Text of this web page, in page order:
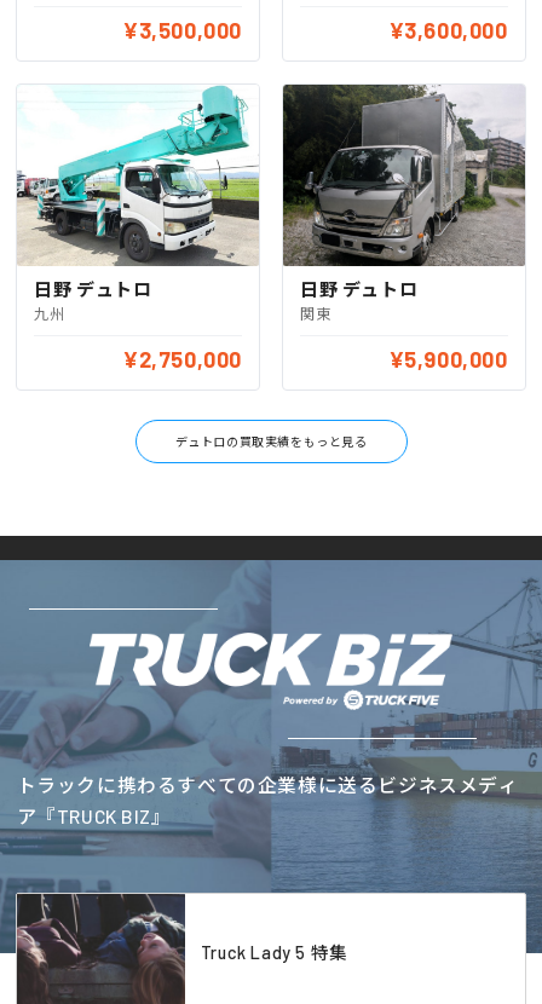
¥3,500,000 ¥3,600,000
日野 デュトロ
九州
¥2,750,000
日野 デュトロ
関東
¥5,900,000
デュトロの買取実績をもっと見る
トラックに携わるすべての企業様に送るビジネスメディ
ア『TRUCK BIZ』
Truck Lady 5 特集